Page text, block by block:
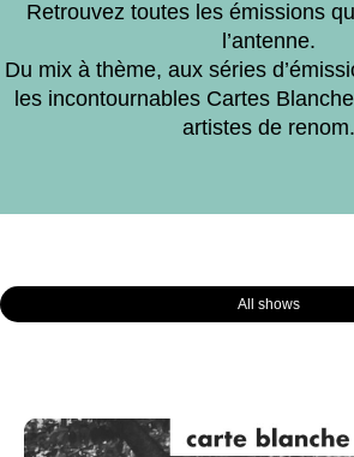
Retrouvez toutes les émissions
l’antenne.
Du mix à thème, aux séries
les incontournables Cartes
artistes de renom.
All shows
Page